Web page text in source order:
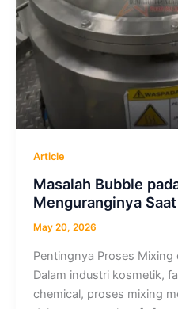
Article
Masalah Bubble
Menguranginya
May 20, 2026
Pentingnya Proses
Dalam industri kosmetik,
chemical, proses mixing